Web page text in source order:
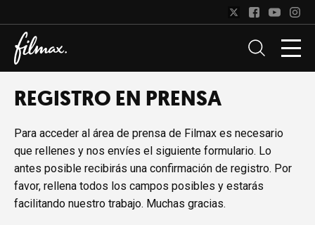
REGISTRO EN PRENSA
Para acceder al área de prensa de Filmax es necesario
que rellenes y nos envíes el siguiente formulario. Lo
antes posible recibirás una confirmación de registro. Por
favor, rellena todos los campos posibles y estarás
facilitando nuestro trabajo. Muchas gracias.